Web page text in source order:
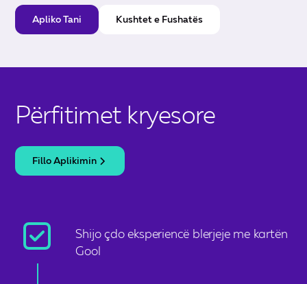
Apliko Tani Kushtet e Fushatës
Përfitimet kryesore
Fillo Aplikimin
Shijo çdo eksperiencë blerjeje me kartën
Gool